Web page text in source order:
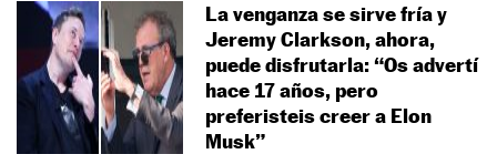
La venganza se sirve fría y
Jeremy Clarkson, ahora,
puede disfrutarla: “Os advertí
hace 17 años, pero
preferisteis creer a Elon
Musk”